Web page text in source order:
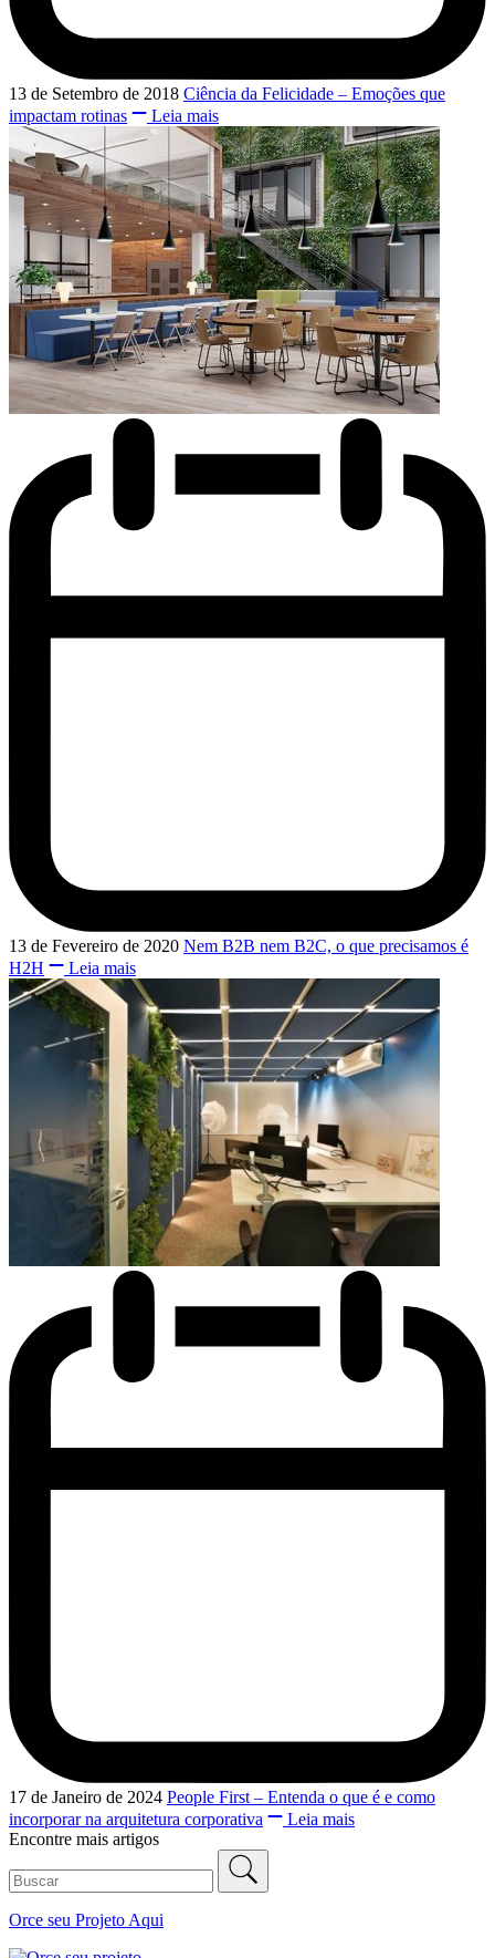
13 de Setembro de 2018 Ciência da Felicidade – Emoções que
impactam rotinas
Leia mais
13 de Fevereiro de 2020 Nem B2B nem B2C, o que precisamos é
H2H
Leia mais
17 de Janeiro de 2024 People First – Entenda o que é e como
incorporar na arquitetura corporativa
Leia mais
Encontre mais artigos
Orce seu Projeto Aqui